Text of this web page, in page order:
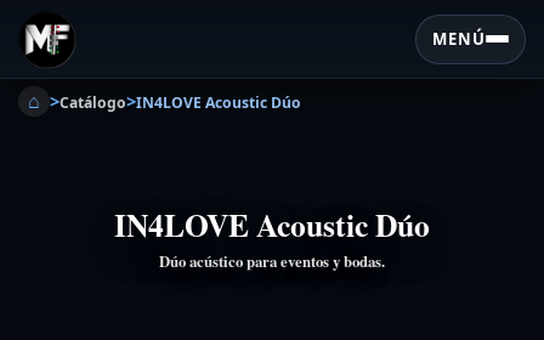
MENÚ
⌂ >Catálogo>IN4LOVE Acoustic Dúo
IN4LOVE Acoustic Dúo
Dúo acústico para eventos y bodas.